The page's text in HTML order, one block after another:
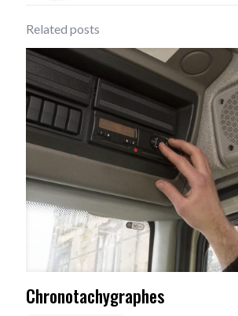
Related posts
Chronotachygraphes